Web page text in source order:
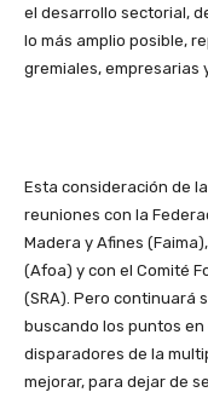
el desarrollo sectorial,
lo más amplio posible,
gremiales, empresarias
Esta consideración de
reuniones con la
Madera y Afines
(Afoa) y con el Comité
(SRA). Pero continuará
buscando los puntos
disparadores de la
mejorar, para dejar de